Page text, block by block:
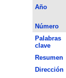
Año
Número
Palabras
clave
Resumen
Dirección